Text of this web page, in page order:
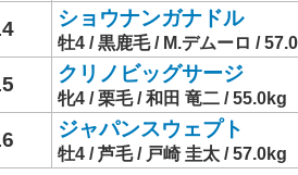
ショウナンガナドル
牡4 / 黒鹿毛 / M.デムーロ /
クリノビッグサージ
牝4 / 栗毛 / 和田 竜二 / 55.0kg
ジャパンスウェプト
牡4 / 芦毛 / 戸崎 圭太 / 57.0kg